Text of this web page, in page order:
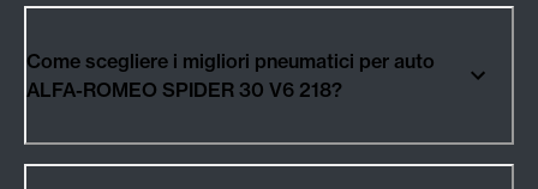
Come scegliere i migliori pneumatici per auto
ALFA-ROMEO SPIDER 30 V6 218?